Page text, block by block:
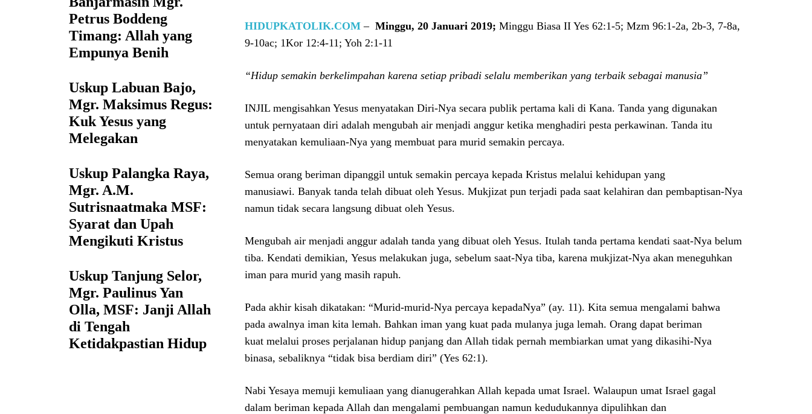
Petrus Boddeng
Timang: Allah yang
Empunya Benih
Uskup Labuan Bajo,
Mgr. Maksimus Regus:
Kuk Yesus yang
Melegakan
Uskup Palangka Raya,
Mgr. A.M.
Sutrisnaatmaka MSF:
Syarat dan Upah
Mengikuti Kristus
Uskup Tanjung Selor,
Mgr. Paulinus Yan
Olla, MSF: Janji Allah
di Tengah
Ketidakpastian Hidup
HIDUPKATOLIK.COM – Minggu, 20 Januari 2019; Minggu Biasa II Yes 62:1-5; Mzm 96:1-2a, 2b-3, 7-8a,
9-10ac; 1Kor 12:4-11; Yoh 2:1-11
“Hidup semakin berkelimpahan karena setiap pribadi selalu memberikan yang terbaik sebagai manusia”
INJIL mengisahkan Yesus menyatakan Diri-Nya secara publik pertama kali di Kana. Tanda yang digunakan
untuk pernyataan diri adalah mengubah air menjadi anggur ketika menghadiri pesta perkawinan. Tanda itu
menyatakan kemuliaan-Nya yang membuat para murid semakin percaya.
Semua orang beriman dipanggil untuk semakin percaya kepada Kristus melalui kehidupan yang
manusiawi. Banyak tanda telah dibuat oleh Yesus. Mukjizat pun terjadi pada saat kelahiran dan pembaptisan-Nya
namun tidak secara langsung dibuat oleh Yesus.
Mengubah air menjadi anggur adalah tanda yang dibuat oleh Yesus. Itulah tanda pertama kendati saat-Nya belum
tiba. Kendati demikian, Yesus melakukan juga, sebelum saat-Nya tiba, karena mukjizat-Nya akan meneguhkan
iman para murid yang masih rapuh.
Pada akhir kisah dikatakan: “Murid-murid-Nya percaya kepadaNya” (ay. 11). Kita semua mengalami bahwa
pada awalnya iman kita lemah. Bahkan iman yang kuat pada mulanya juga lemah. Orang dapat beriman
kuat melalui proses perjalanan hidup panjang dan Allah tidak pernah membiarkan umat yang dikasihi-Nya
binasa, sebaliknya “tidak bisa berdiam diri” (Yes 62:1).
Nabi Yesaya memuji kemuliaan yang dianugerahkan Allah kepada umat Israel. Walaupun umat Israel gagal
dalam beriman kepada Allah dan mengalami pembuangan namun kedudukannya dipulihkan dan